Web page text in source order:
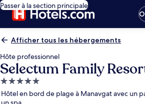
Passer à la section principale
Afficher tous les hébergements
Hôte professionnel
Selectum Family
Hébergement
5.0 étoiles
Hôtel en bord de plage à Manavgat avec un